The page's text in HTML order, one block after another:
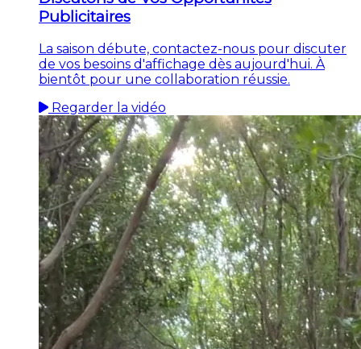
Publicitaires
La saison débute, contactez-nous pour discuter
de vos besoins d'affichage dès aujourd'hui. À
bientôt pour une collaboration réussie.
Regarder la vidéo